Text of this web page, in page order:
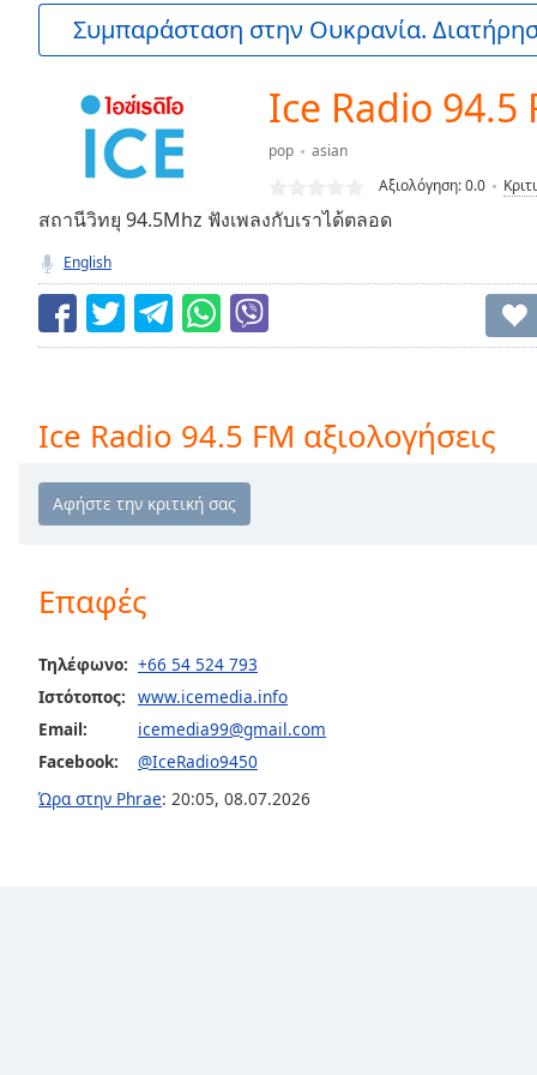
Current
0:00
TypeLIVE
live,
currently
behind
LIVE
Remaining
Playback
Rate
Chapters
descriptions
off,
selected
Συμπαράσταση στην Ουκρανία.
Ice Radio 94.5
pop
asian
Αξιολόγηση:0.0
สถานีวิทยุ 94.5Mhz ฟังเพลงกับเราได้ตลอด
English
Ice Radio 94.5 FM αξιολογήσεις
Επαφές
Τηλέφωνο: +66 54 524 793
Ιστότοπος: www.icemedia.info
Email:
icemedia99@gmail.com
Facebook:
@IceRadio9450
Ώρα στην Phrae: 20:05, 08.07.2026